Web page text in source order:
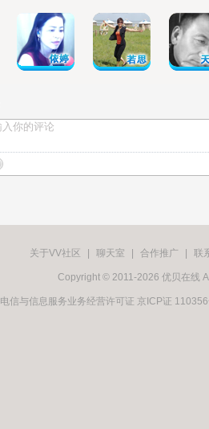
关于VV社区 聊天室 合作推广 联
Copyright © 2011-2026 优贝在线
电信与信息服务业务经营许可证 京ICP证